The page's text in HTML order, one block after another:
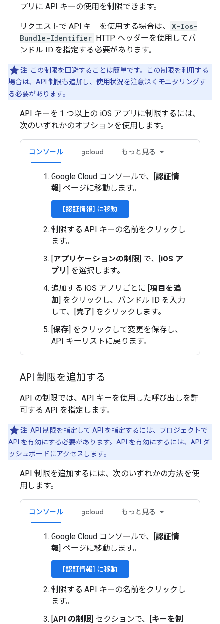
プリに API キーの使用を制限できます。
リクエストで API キーを使用する場合は、
X-Ios-
Bundle-Identifier HTTP ヘッダーを使用してバ
ンドル ID を指定する必要があります。
注: この制限を回避することは簡単です。この制限を利用する
場合は、API 制限も追加し、使用状況を注意深くモニタリングす
る必要があります。
API キーを 1 つ以上の iOS アプリに制限するには、
次のいずれかのオプションを使用します。
コンソール gcloud もっと見る
Google Cloud コンソールで、[認証情
報] ページに移動します。
[認証情報] に移動
制限する API キーの名前をクリックし
ます。
[アプリケーションの制限] で、[iOS ア
プリ] を選択します。
追加する iOS アプリごとに [項目を追
加] をクリックし、バンドル ID を入力
して、[完了] をクリックします。
[保存] をクリックして変更を保存し、
API キーリストに戻ります。
API 制限を追加する
API の制限では、API キーを使用した呼び出しを許
可する API を指定します。
注: API 制限を指定して API を指定するには、プロジェクトで
API を有効にする必要があります。API を有効にするには、 API ダ
ッシュボード にアクセスします。
API 制限を追加するには、次のいずれかの方法を使
用します。
コンソール gcloud もっと見る
Google Cloud コンソールで、[認証情
報] ページに移動します。
[認証情報] に移動
制限する API キーの名前をクリックし
ます。
[API の制限] セクションで、[キーを制